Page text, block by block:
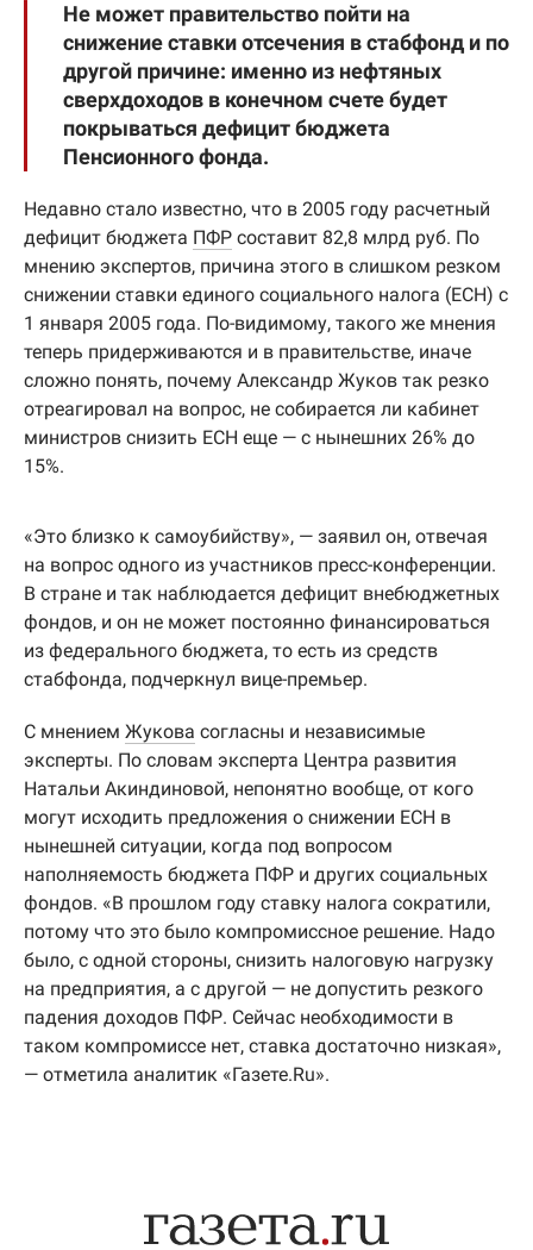
Не может правительство пойти на
снижение ставки отсечения в стабфонд и по
другой причине: именно из нефтяных
сверхдоходов в конечном счете будет
покрываться дефицит бюджета
Пенсионного фонда.
Недавно стало известно, что в 2005 году расчетный
дефицит бюджета ПФР составит 82,8 млрд руб. По
мнению экспертов, причина этого в слишком резком
снижении ставки единого социального налога (ЕСН) с
1 января 2005 года. По-видимому, такого же мнения
теперь придерживаются и в правительстве, иначе
сложно понять, почему Александр Жуков так резко
отреагировал на вопрос, не собирается ли кабинет
министров снизить ЕСН еще — с нынешних 26% до
15%.
«Это близко к самоубийству», — заявил он, отвечая
на вопрос одного из участников пресс-конференции.
В стране и так наблюдается дефицит внебюджетных
фондов, и он не может постоянно финансироваться
из федерального бюджета, то есть из средств
стабфонда, подчеркнул вице-премьер.
С мнением Жукова согласны и независимые
эксперты. По словам эксперта Центра развития
Натальи Акиндиновой, непонятно вообще, от кого
могут исходить предложения о снижении ЕСН в
нынешней ситуации, когда под вопросом
наполняемость бюджета ПФР и других социальных
фондов. «В прошлом году ставку налога сократили,
потому что это было компромиссное решение. Надо
было, с одной стороны, снизить налоговую нагрузку
на предприятия, а с другой — не допустить резкого
падения доходов ПФР. Сейчас необходимости в
таком компромиссе нет, ставка достаточно низкая»,
— отметила аналитик «Газете.Ru».